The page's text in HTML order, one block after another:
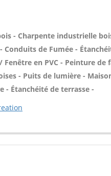
- Charpente industrielle
de Fumée -
en PVC - Peinture de
- Puits de lumière -
- Étanchéité de terrasse -